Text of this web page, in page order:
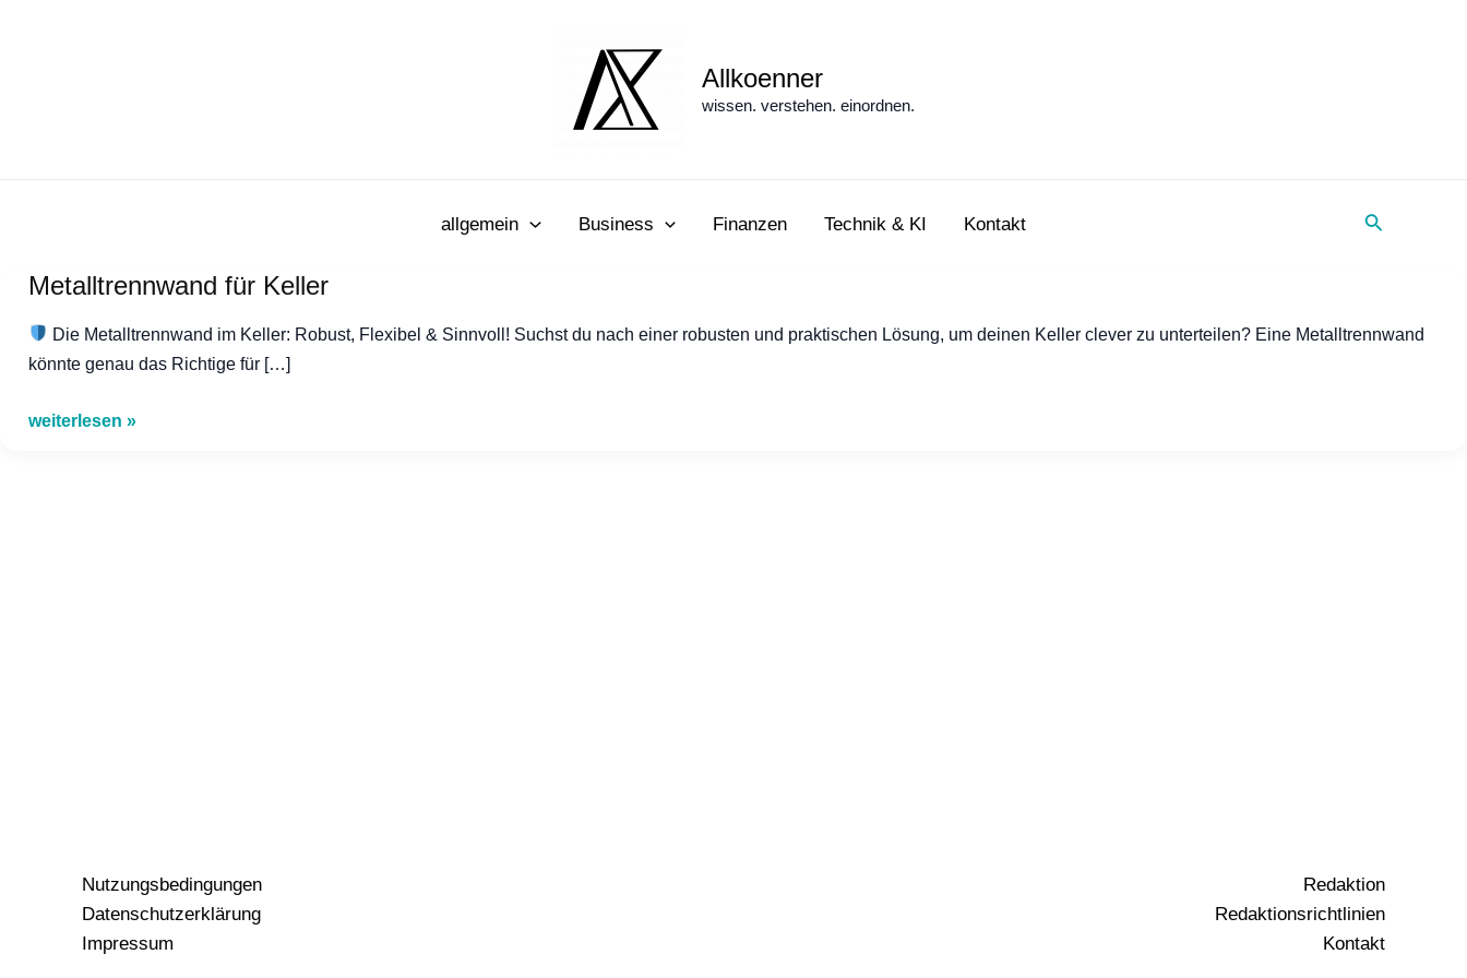
Allkoenner
wissen. verstehen. einordnen.
allgemein Business Finanzen Technik & KI Kontakt Suche
Metalltrennwand für Keller
Die Metalltrennwand im Keller: Robust, Flexibel & Sinnvoll! Suchst du nach einer robusten und praktischen Lösung, um deinen Keller clever zu unterteilen? Eine Metalltrennwand
könnte genau das Richtige für […]
Metalltrennwand
weiterlesen »
Nutzungsbedingungen
Datenschutzerklärung
Impressum
Redaktion
Redaktionsrichtlinien
Kontakt